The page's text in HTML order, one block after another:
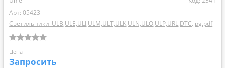
Арт: 05423
Светильники_ULB,ULE,ULI,ULM,ULT,ULK,ULN,ULO,ULP,URL,DTC.jpg.pdf
Цена
Запросить